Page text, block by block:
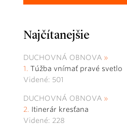
Najčítanejšie
DUCHOVNÁ OBNOVA
Túžba vnímať pravé svetlo
Videné: 501
DUCHOVNÁ OBNOVA
Itinerár kresťana
Videné: 228